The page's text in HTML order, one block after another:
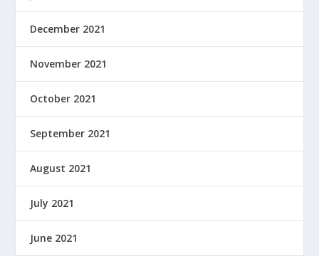
December 2021
November 2021
October 2021
September 2021
August 2021
July 2021
June 2021